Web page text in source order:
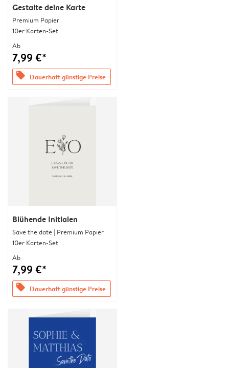
Gestalte deine Karte
Premium Papier
10er Karten-Set
Ab
7,99 €*
offers Dauerhaft günstige Preise
Blühende Initialen
Save the date | Premium Papier
10er Karten-Set
Ab
7,99 €*
offers Dauerhaft günstige Preise